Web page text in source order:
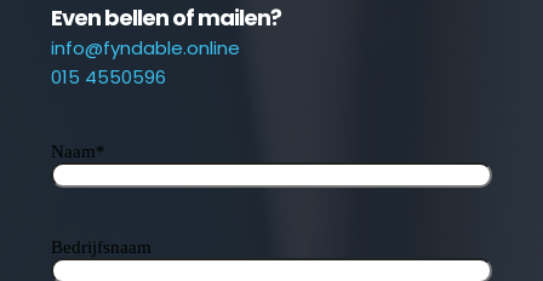
Even bellen of mailen?
info@fyndable.online
015 4550596
Naam*
Bedrijfsnaam